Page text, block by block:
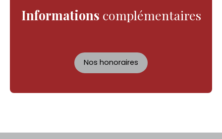
Informations complémentaires
Nos honoraires